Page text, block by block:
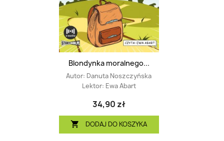
Blondynka moralnego...
Autor: Danuta Noszczyńska
Lektor: Ewa Abart
34,90 zł
 DODAJ DO KOSZYKA